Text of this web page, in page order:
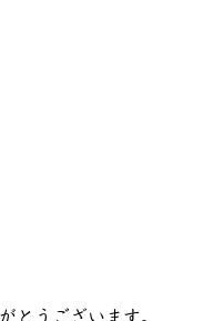
とうございます。